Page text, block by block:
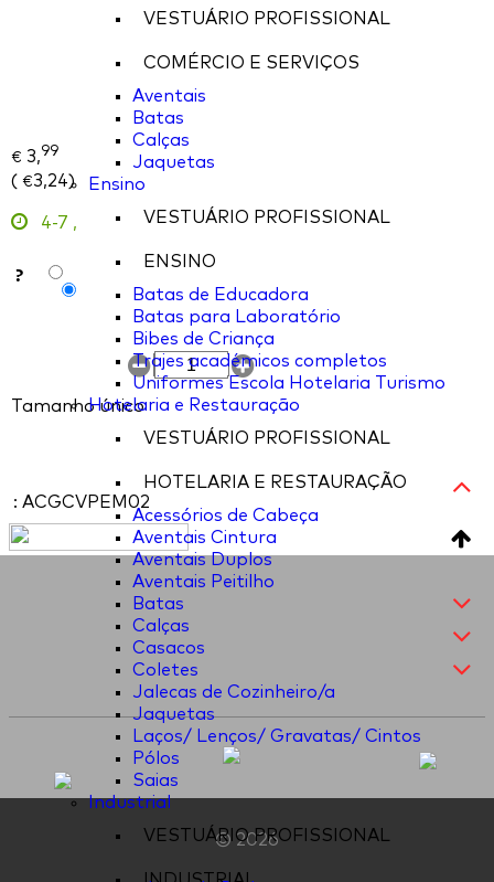
VESTUÁRIO PROFISSIONAL
COMÉRCIO E SERVIÇOS
Aventais
Batas
Calças
Jaquetas
Ensino
VESTUÁRIO PROFISSIONAL
ENSINO
Batas de Educadora
Batas para Laboratório
Bibes de Criança
Trajes académicos completos
Uniformes Escola Hotelaria Turismo
Hotelaria e Restauração
VESTUÁRIO PROFISSIONAL
HOTELARIA E RESTAURAÇÃO
Acessórios de Cabeça
Aventais Cintura
Aventais Duplos
Aventais Peitilho
Batas
Calças
Casacos
Coletes
Jalecas de Cozinheiro/a
Jaquetas
Laços/ Lenços/ Gravatas/ Cintos
Pólos
Saias
Industrial
VESTUÁRIO PROFISSIONAL
€ 3,99
( €3,24)
4-7 ,
?
Tamanho único
: ACGCVPEM02
© 2026